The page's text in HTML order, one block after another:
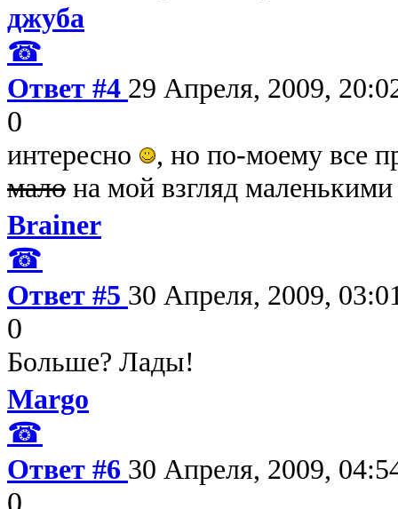
джуба
☎
Ответ #4 29 Апреля, 2009,
0
интересно
, но по-моему все
мало на мой взгляд
Brainer
☎
Ответ #5 30 Апреля, 2009,
0
Больше? Лады!
Margo
☎
Ответ #6 30 Апреля, 2009,
0